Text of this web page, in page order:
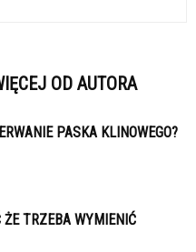
OD AUTORA
PASKA KLINOWEGO?
TRZEBA WYMIENIĆ